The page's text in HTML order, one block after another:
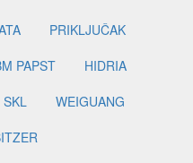
PRIKLJUČAK
PAPST
HIDRIA
SKL
WEIGUANG